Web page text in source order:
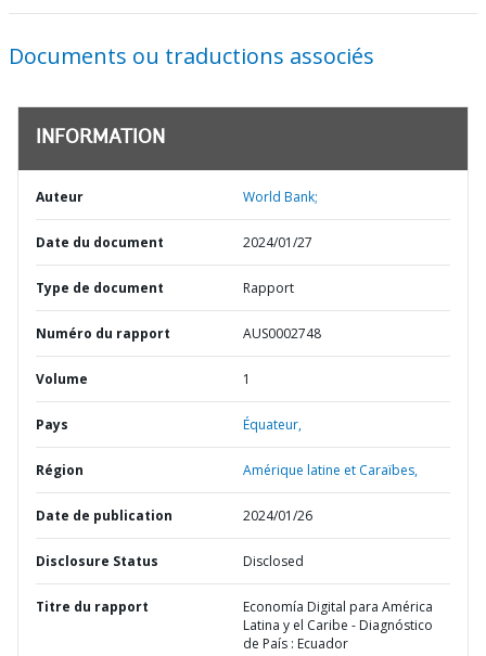
Documents ou traductions associés
INFORMATION
Auteur World Bank;
Date du document 2024/01/27
Type de document Rapport
Numéro du rapport AUS0002748
Volume 1
Pays Équateur,
Région Amérique latine et Caraïbes,
Date de publication 2024/01/26
Disclosure Status Disclosed
Titre du rapport
Economía Digital para América
Latina y el Caribe - Diagnóstico
de País : Ecuador